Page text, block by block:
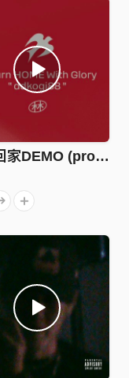
等我回家DEMO (prod.紀昱名 Watorest)